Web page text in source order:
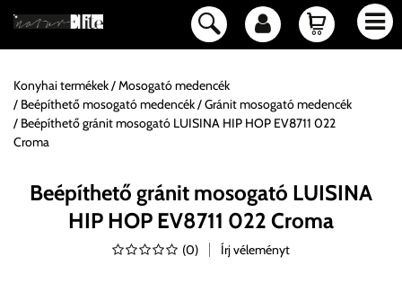
Konyhai termékek
Mosogató medencék
Beépíthető mosogató medencék
Gránit mosogató medencék
Beépíthető gránit mosogató LUISINA HIP HOP EV8711 022
Croma
Beépíthető gránit mosogató LUISINA
HIP HOP EV8711 022 Croma
(0) Írj véleményt